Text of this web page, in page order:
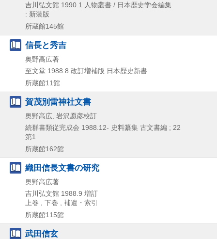
吉川弘文館 1990.1
人物叢書 / 日本歴史学会編集
: 新装版
所蔵館145館
信長と秀吉
奥野高広著
至文堂 1988.8 改訂増補版 日本歴史新書
所蔵館11館
賀茂別雷神社文書
奥野高広, 岩沢愿彦校訂
続群書類従完成会 1988.12- 史料纂集 古文書編 ; 22
第1
所蔵館162館
織田信長文書の研究
奥野高広著
吉川弘文館 1988.9 増訂
上巻 , 下巻 , 補遺・索引
所蔵館115館
武田信玄